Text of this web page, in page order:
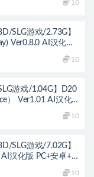
10
SLG游戏/2.73G】
Ver0.8.0 AI汉化版
10
游戏/1.04G】D20
） Ver1.01 AI汉化
10
SLG游戏/7.02G】
汉化版 PC+安卓+欧
10